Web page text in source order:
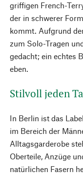
griffigen French-
der in schwerer
kommt. Aufgrund
zum Solo-Tragen
gedacht; ein echtes
eben.
Stilvoll jeden
In Berlin ist das
im Bereich der
Alltagsgarderobe
Oberteile, Anzüge
natürlichen Fasern